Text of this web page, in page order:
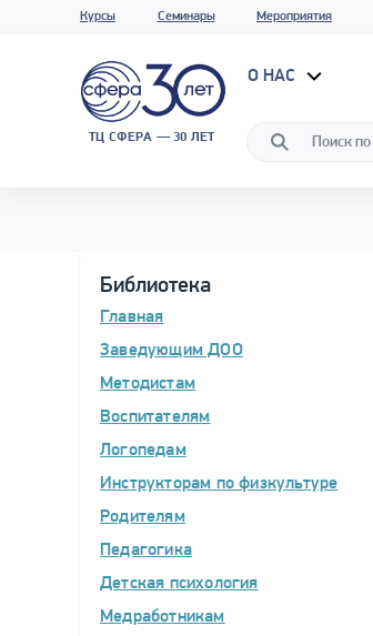
Курсы Семинары Мероприятия
ТЦ СФЕРА — 30 ЛЕТ
О НАС
Библиотека
Главная
Заведующим ДОО
Методистам
Воспитателям
Логопедам
Инструкторам по физкультуре
Родителям
Педагогика
Детская психология
Медработникам